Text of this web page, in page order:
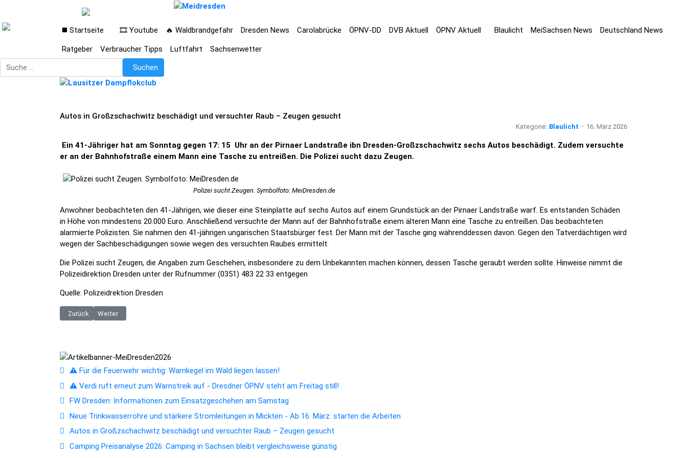
◼️ Startseite 🎞️ Youtube 🔥 Waldbrandgefahr Dresden News Carolabrücke ÖPNV-DD DVB Aktuell ÖPNV Aktuell Blaulicht MeiSachsen News Deutschland News
Ratgeber Verbraucher Tipps Luftfahrt
Sachsenwetter
Suchen
Suchen
Autos in Großzschachwitz beschädigt und versuchter Raub – Zeugen gesucht
Kategorie: Blaulicht 16. März 2026
Ein 41-Jähriger hat am Sonntag gegen 17: 15 Uhr an der Pirnaer Landstraße ibn Dresden-Großzschachwitz sechs Autos beschädigt. Zudem versuchte
er an der Bahnhofstraße einem Mann eine Tasche zu entreißen. Die Polizei sucht dazu Zeugen.
Polizei sucht Zeugen. Symbolfoto: MeiDresden.de
Anwohner beobachteten den 41-Jährigen, wie dieser eine Steinplatte auf sechs Autos auf einem Grundstück an der Pirnaer Landstraße warf. Es entstanden Schäden
in Höhe von mindestens 20.000 Euro. Anschließend versuchte der Mann auf der Bahnhofstraße einem älteren Mann eine Tasche zu entreißen. Das beobachteten
alarmierte Polizisten. Sie nahmen den 41-jährigen ungarischen Staatsbürger fest. Der Mann mit der Tasche ging währenddessen davon. Gegen den Tatverdächtigen wird
wegen der Sachbeschädigungen sowie wegen des versuchten Raubes ermittelt.
Die Polizei sucht Zeugen, die Angaben zum Geschehen, insbesondere zu dem Unbekannten machen können, dessen Tasche geraubt werden sollte. Hinweise nimmt die
Polizeidirektion Dresden unter der Rufnummer (0351) 483 22 33 entgegen
Quelle: Polizeidrektion Dresden
Vorheriger Beitrag: Menschen bedroht und Frau schlug Frau – Polizei sucht Zeugen
Zurück Nächster Beitrag: BPOLI BHL: Zehn Haftbefehle vollstreckt
Weiter
⚠️ Für die Feuerwehr wichtig: Warnkegel im Wald liegen lassen!
⚠️ Verdi ruft erneut zum Warnstreik auf - Dresdner ÖPNV steht am Freitag still!
FW Dresden: Informationen zum Einsatzgeschehen am Samstag
Neue Trinkwasserrohre und stärkere Stromleitungen in Mickten - Ab 16. März: starten die Arbeiten
Autos in Großzschachwitz beschädigt und versuchter Raub – Zeugen gesucht
Camping Preisanalyse 2026: Camping in Sachsen bleibt vergleichsweise günstig